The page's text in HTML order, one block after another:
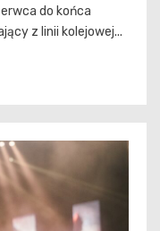
do końca
z linii kolejowej...